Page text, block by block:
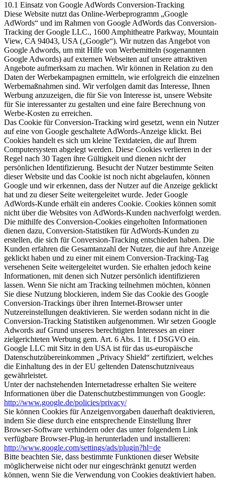
10.1 Einsatz von Google AdWords Conversion-Tracking
Diese Website nutzt das Online-Werbeprogramm „Google
AdWords“ und im Rahmen von Google AdWords das Conversion-
Tracking der Google LLC., 1600 Amphitheatre Parkway, Mountain
View, CA 94043, USA („Google“). Wir nutzen das Angebot von
Google Adwords, um mit Hilfe von Werbemitteln (sogenannten
Google Adwords) auf externen Webseiten auf unsere attraktiven
Angebote aufmerksam zu machen. Wir können in Relation zu den
Daten der Werbekampagnen ermitteln, wie erfolgreich die einzelnen
Werbemaßnahmen sind. Wir verfolgen damit das Interesse, Ihnen
Werbung anzuzeigen, die für Sie von Interesse ist, unsere Website
für Sie interessanter zu gestalten und eine faire Berechnung von
Werbe-Kosten zu erreichen.
Das Cookie für Conversion-Tracking wird gesetzt, wenn ein Nutzer
auf eine von Google geschaltete AdWords-Anzeige klickt. Bei
Cookies handelt es sich um kleine Textdateien, die auf Ihrem
Computersystem abgelegt werden. Diese Cookies verlieren in der
Regel nach 30 Tagen ihre Gültigkeit und dienen nicht der
persönlichen Identifizierung. Besucht der Nutzer bestimmte Seiten
dieser Website und das Cookie ist noch nicht abgelaufen, können
Google und wir erkennen, dass der Nutzer auf die Anzeige geklickt
hat und zu dieser Seite weitergeleitet wurde. Jeder Google
AdWords-Kunde erhält ein anderes Cookie. Cookies können somit
nicht über die Websites von AdWords-Kunden nachverfolgt werden.
Die mithilfe des Conversion-Cookies eingeholten Informationen
dienen dazu, Conversion-Statistiken für AdWords-Kunden zu
erstellen, die sich für Conversion-Tracking entschieden haben. Die
Kunden erfahren die Gesamtanzahl der Nutzer, die auf ihre Anzeige
geklickt haben und zu einer mit einem Conversion-Tracking-Tag
versehenen Seite weitergeleitet wurden. Sie erhalten jedoch keine
Informationen, mit denen sich Nutzer persönlich identifizieren
lassen. Wenn Sie nicht am Tracking teilnehmen möchten, können
Sie diese Nutzung blockieren, indem Sie das Cookie des Google
Conversion-Trackings über ihren Internet-Browser unter
Nutzereinstellungen deaktivieren. Sie werden sodann nicht in die
Conversion-Tracking Statistiken aufgenommen. Wir setzen Google
Adwords auf Grund unseres berechtigten Interesses an einer
zielgerichteten Werbung gem. Art. 6 Abs. 1 lit. f DSGVO ein.
Google LLC mit Sitz in den USA ist für das us-europäische
Datenschutzübereinkommen „Privacy Shield“ zertifiziert, welches
die Einhaltung des in der EU geltenden Datenschutzniveaus
gewährleistet.
Unter der nachstehenden Internetadresse erhalten Sie weitere
Informationen über die Datenschutzbestimmungen von Google:
http://www.google.de/policies/privacy/
Sie können Cookies für Anzeigenvorgaben dauerhaft deaktivieren,
indem Sie diese durch eine entsprechende Einstellung Ihrer
Browser-Software verhindern oder das unter folgendem Link
verfügbare Browser-Plug-in herunterladen und installieren:
http://www.google.com/settings/ads/plugin?hl=de
Bitte beachten Sie, dass bestimmte Funktionen dieser Website
möglicherweise nicht oder nur eingeschränkt genutzt werden
können, wenn Sie die Verwendung von Cookies deaktiviert haben.